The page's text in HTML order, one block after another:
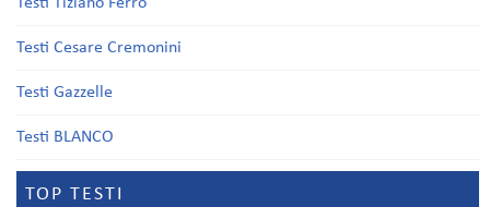
Testi Cesare Cremonini
Testi Gazzelle
Testi BLANCO
TOP TESTI